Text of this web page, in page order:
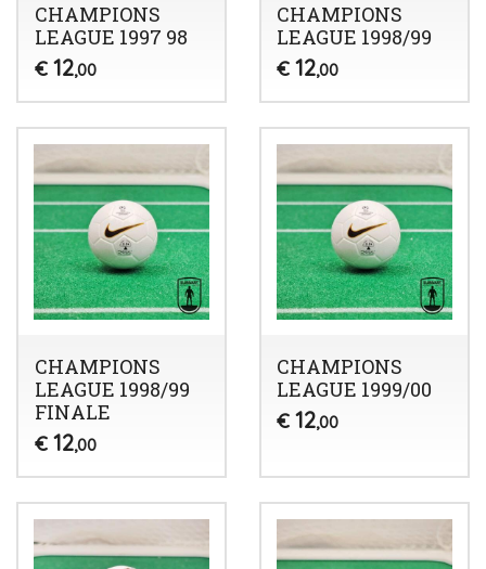
CHAMPIONS
LEAGUE 1997 98
€ 12,00
CHAMPIONS
LEAGUE 1998/99
€ 12,00
CHAMPIONS
LEAGUE 1998/99
FINALE
€ 12,00
CHAMPIONS
LEAGUE 1999/00
€ 12,00